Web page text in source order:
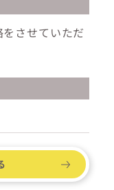
させていただ